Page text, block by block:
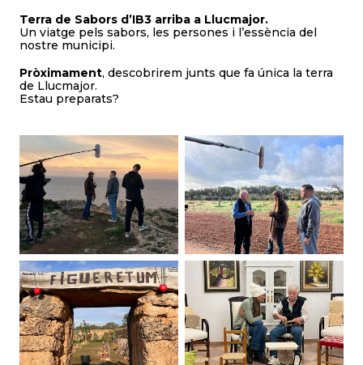
Terra de Sabors d’IB3 arriba a Llucmajor.
Un viatge pels sabors, les persones i l’essència del
nostre municipi.
Pròximament, descobrirem junts que fa única la terra
de Llucmajor.
Estau preparats?